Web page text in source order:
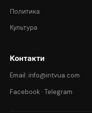
Политика
Культура
Контакти
Email: info@intvua.com
Facebook · Telegram